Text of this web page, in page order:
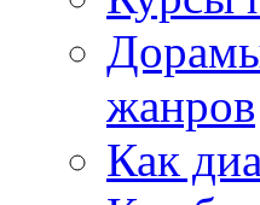
жанров
Как